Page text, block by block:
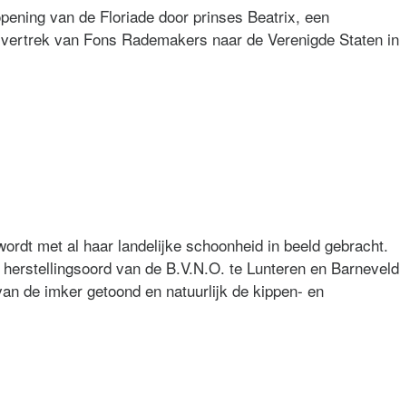
van de Floriade door prinses Beatrix, een
van Fons Rademakers naar de Verenigde Staten in
met al haar landelijke schoonheid in beeld gebracht.
van de B.V.N.O. te Lunteren en Barneveld
de imker getoond en natuurlijk de kippen- en